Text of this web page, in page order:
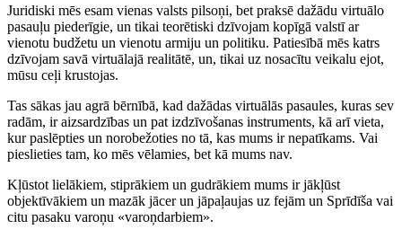
Juridiski mēs esam vienas valsts pilsoņi, bet praksē dažādu virtuālo
pasauļu piederīgie, un tikai teorētiski dzīvojam kopīgā valstī ar
vienotu budžetu un vienotu armiju un politiku. Patiesībā mēs katrs
dzīvojam savā virtuālajā realitātē, un, tikai uz nosacītu veikalu ejot,
mūsu ceļi krustojas.
Tas sākas jau agrā bērnībā, kad dažādas virtuālās pasaules, kuras sev
radām, ir aizsardzības un pat izdzīvošanas instruments, kā arī vieta,
kur paslēpties un norobežoties no tā, kas mums ir nepatīkams. Vai
pieslieties tam, ko mēs vēlamies, bet kā mums nav.
Kļūstot lielākiem, stiprākiem un gudrākiem mums ir jākļūst
objektīvākiem un mazāk jācer un jāpaļaujas uz fejām un Sprīdīša vai
citu pasaku varoņu «varoņdarbiem».